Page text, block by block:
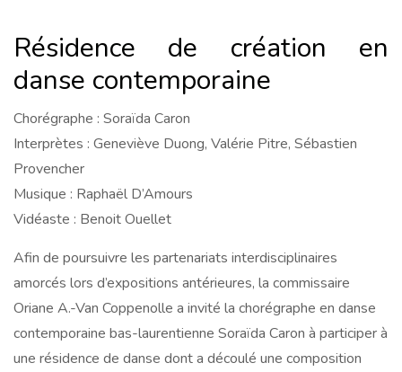
Résidence de création en
danse contemporaine
Chorégraphe : Soraïda Caron
Interprètes : Geneviève Duong, Valérie Pitre, Sébastien
Provencher
Musique : Raphaël D’Amours
Vidéaste : Benoit Ouellet
Afin de poursuivre les partenariats interdisciplinaires
amorcés lors d’expositions antérieures, la commissaire
Oriane A.-Van Coppenolle a invité la chorégraphe en danse
contemporaine bas-laurentienne Soraïda Caron à participer à
une résidence de danse dont a découlé une composition